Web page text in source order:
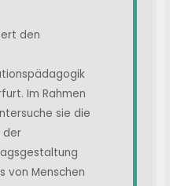
war es doch einen
Dann zweite
07/2021.
der Impfung.
niedriger
Vielfältige
den
Im Rahmen
sie die
der
von Menschen